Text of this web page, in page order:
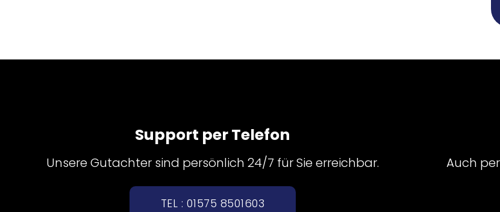
Support per Telefon
Unsere Gutachter sind persönlich 24/7 für Sie erreichbar.
TEL : 01575 8501603
Auch